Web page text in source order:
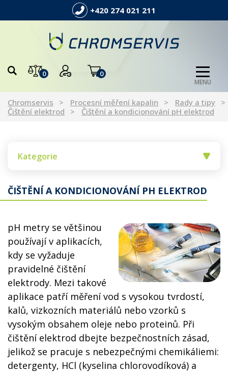
+420 274 021 211
0 0
MENU
Chromservis Procesní měření kapalin
Rady a tipy
Čištění elektrod
Čištění a kondicionování pH elektrod
Kategorie
ČIŠTĚNÍ A KONDICIONOVÁNÍ PH ELEKTROD
pH metry se většinou
používají v aplikacích,
kdy se vyžaduje
pravidelné čištění
elektrody. Mezi takové
aplikace patří měření vod s vysokou tvrdostí,
kalů, vizkozních materiálů nebo vzorků s
vysokým obsahem oleje nebo proteinů. Při
čištění elektrod dbejte bezpečnostních zásad,
jelikož se pracuje s nebezpečnými chemikáliemi:
detergenty, HCl (kyselina chlorovodíková) a